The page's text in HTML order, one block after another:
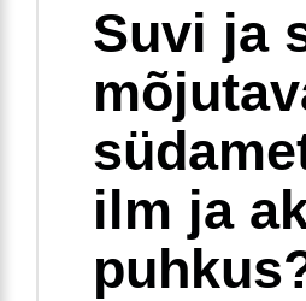
Suvi ja
ilm ja